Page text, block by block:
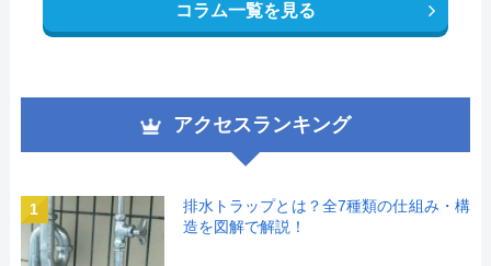
コラム一覧を見る
アクセスランキング
1
排水トラップとは？全7種類の仕組み・構
造を図解で解説！